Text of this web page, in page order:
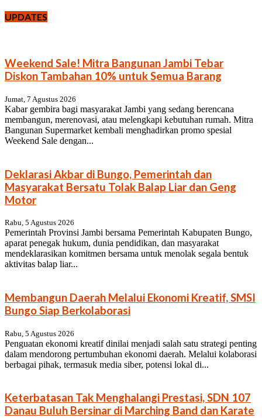
UPDATES
Weekend Sale! Mitra Bangunan Jambi Tebar
Diskon Tambahan 10% untuk Semua Barang
Jumat, 7 Agustus 2026
Kabar gembira bagi masyarakat Jambi yang sedang berencana
membangun, merenovasi, atau melengkapi kebutuhan rumah. Mitra
Bangunan Supermarket kembali menghadirkan promo spesial
Weekend Sale dengan...
Deklarasi Akbar di Bungo, Pemerintah dan
Masyarakat Bersatu Tolak Balap Liar dan Geng
Motor
Rabu, 5 Agustus 2026
Pemerintah Provinsi Jambi bersama Pemerintah Kabupaten Bungo,
aparat penegak hukum, dunia pendidikan, dan masyarakat
mendeklarasikan komitmen bersama untuk menolak segala bentuk
aktivitas balap liar...
Membangun Daerah Melalui Ekonomi Kreatif, SMSI
Bungo Siap Berkolaborasi
Rabu, 5 Agustus 2026
Penguatan ekonomi kreatif dinilai menjadi salah satu strategi penting
dalam mendorong pertumbuhan ekonomi daerah. Melalui kolaborasi
berbagai pihak, termasuk media siber, potensi lokal di...
Keterbatasan Tak Menghalangi Prestasi, SDN 107
Danau Buluh Bersinar di Marching Band dan Karate